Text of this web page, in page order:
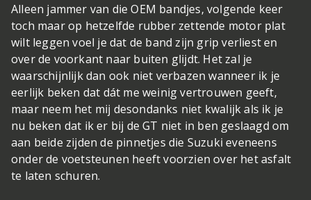
Alleen jammer van die OEM bandjes, volgende keer
toch maar op hetzelfde rubber zettende motor plat
wilt leggen voel je dat de band zijn grip verliest en
over de voorkant naar buiten glijdt. Het zal je
waarschijnlijk dan ook niet verbazen wanneer ik je
eerlijk beken dat dát me weinig vertrouwen geeft,
maar neem het mij desondanks niet kwalijk als ik je
nu beken dat ik er bij de GT niet in ben geslaagd om
aan beide zijden de pinnetjes die Suzuki eveneens
onder de voetsteunen heeft voorzien over het asfalt
te laten schuren.